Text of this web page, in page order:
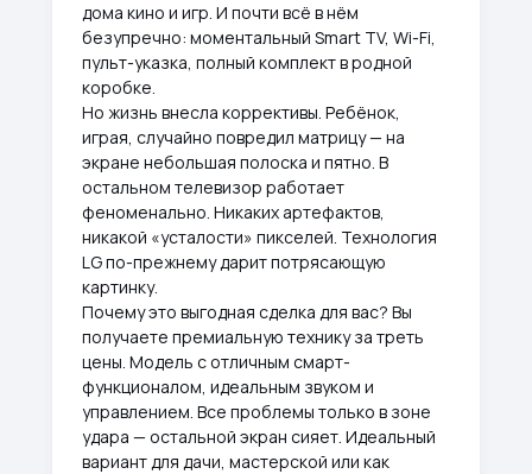
дома кино и игр. И почти всё в нём
безупречно: моментальный Smart TV, Wi-Fi,
пульт-указка, полный комплект в родной
коробке.
Но жизнь внесла коррективы. Ребёнок,
играя, случайно повредил матрицу — на
экране небольшая полоска и пятно. В
остальном телевизор работает
феноменально. Никаких артефактов,
никакой «усталости» пикселей. Технология
LG по-прежнему дарит потрясающую
картинку.
Почему это выгодная сделка для вас? Вы
получаете премиальную технику за треть
цены. Модель с отличным смарт-
функционалом, идеальным звуком и
управлением. Все проблемы только в зоне
удара — остальной экран сияет. Идеальный
вариант для дачи, мастерской или как